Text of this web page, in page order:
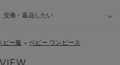
交換・返品したい
ビー服 ＞ ベビー ワンピース